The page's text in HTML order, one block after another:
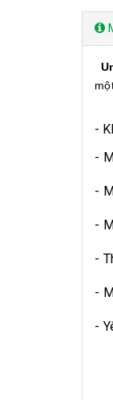
-
-
-
-
-
-
-